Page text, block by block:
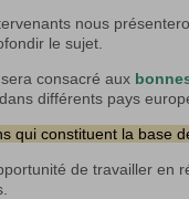
nous
le sujet.
consacré aux
différents pays
qui constituent la base
de travailler en